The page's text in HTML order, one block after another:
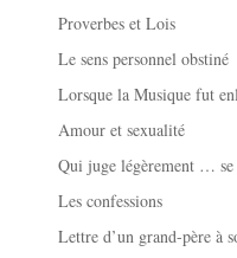
Proverbes et Lois
Le sens personnel obstiné
Lorsque la Musique fut
Amour et sexualité
Qui juge légèrement …
Les confessions
Lettre d’un grand-père à